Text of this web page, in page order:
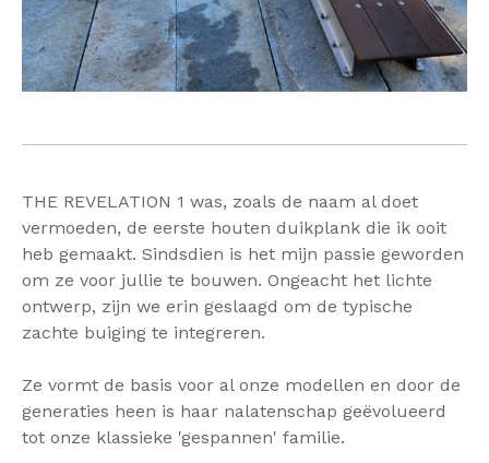
THE REVELATION 1 was, zoals de naam al doet
vermoeden, de eerste houten duikplank die ik ooit
heb gemaakt. Sindsdien is het mijn passie geworden
om ze voor jullie te bouwen. Ongeacht het lichte
ontwerp, zijn we erin geslaagd om de typische
zachte buiging te integreren.
Ze vormt de basis voor al onze modellen en door de
generaties heen is haar nalatenschap geëvolueerd
tot onze klassieke 'gespannen' familie.